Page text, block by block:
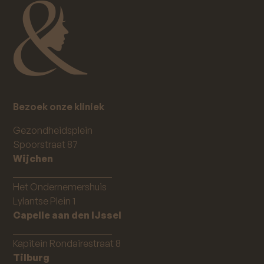
Bezoek onze kliniek
Gezondheidsplein
Spoorstraat 87
Wijchen
Het Ondernemershuis
Lylantse Plein 1
Capelle aan den IJssel
Kapitein Rondairestraat 8
Tilburg